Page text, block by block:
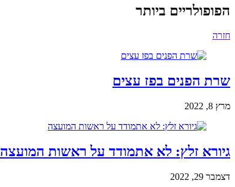
הפופולריים ביותר
חזרה
שרת הפנים בפז עצים
מרץ 8, 2022
גיורא זלץ: לא אתמודד על ראשות המועצה
דצמבר 29, 2022